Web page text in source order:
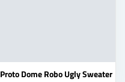
Proto Dome Robo Ugly Sweater